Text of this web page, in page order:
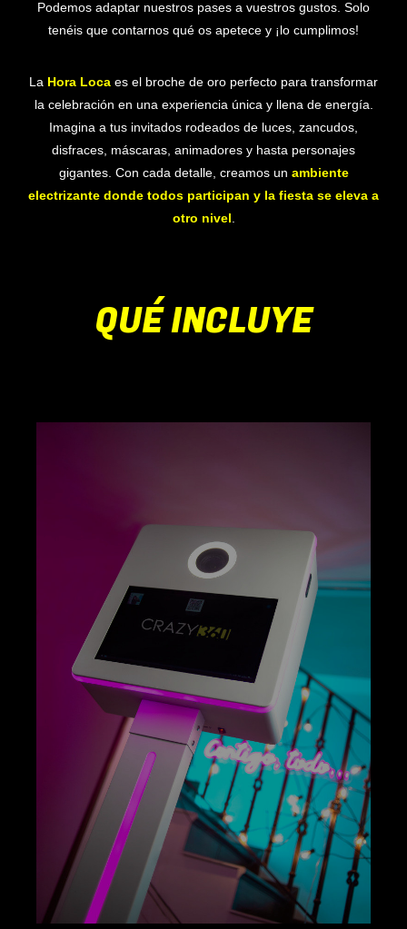
Podemos adaptar nuestros pases a vuestros gustos. Solo
tenéis que contarnos qué os apetece y ¡lo cumplimos!
La Hora Loca es el broche de oro perfecto para transformar
la celebración en una experiencia única y llena de energía.
Imagina a tus invitados rodeados de luces, zancudos,
disfraces, máscaras, animadores y hasta personajes
gigantes. Con cada detalle, creamos un ambiente
electrizante donde todos participan y la fiesta se eleva a
otro nivel
QUÉ INCLUYE